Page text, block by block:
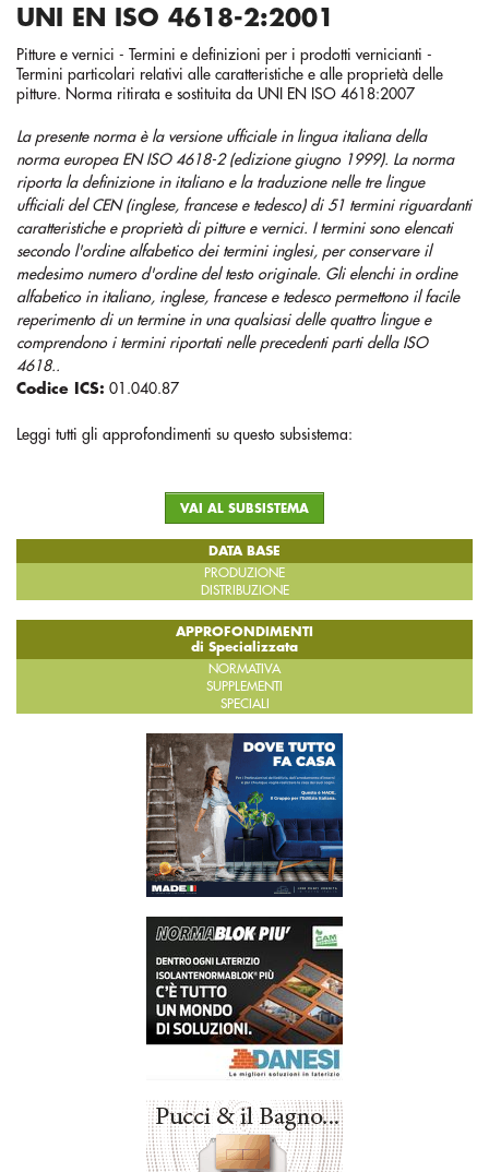
UNI EN ISO 4618-2:2001
Pitture e vernici - Termini e definizioni per i prodotti vernicianti -
Termini particolari relativi alle caratteristiche e alle proprietà delle
pitture. Norma ritirata e sostituita da UNI EN ISO 4618:2007
La presente norma è la versione ufficiale in lingua italiana della
norma europea EN ISO 4618-2 (edizione giugno 1999). La norma
riporta la definizione in italiano e la traduzione nelle tre lingue
ufficiali del CEN (inglese, francese e tedesco) di 51 termini riguardanti
caratteristiche e proprietà di pitture e vernici. I termini sono elencati
secondo l'ordine alfabetico dei termini inglesi, per conservare il
medesimo numero d'ordine del testo originale. Gli elenchi in ordine
alfabetico in italiano, inglese, francese e tedesco permettono il facile
reperimento di un termine in una qualsiasi delle quattro lingue e
comprendono i termini riportati nelle precedenti parti della ISO
4618..
Codice ICS: 01.040.87
Leggi tutti gli approfondimenti su questo subsistema:
VAI AL SUBSISTEMA
DATA BASE
PRODUZIONE
DISTRIBUZIONE
APPROFONDIMENTI
di Specializzata
NORMATIVA
SUPPLEMENTI
SPECIALI